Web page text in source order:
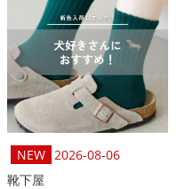
2026-08-06
靴下屋